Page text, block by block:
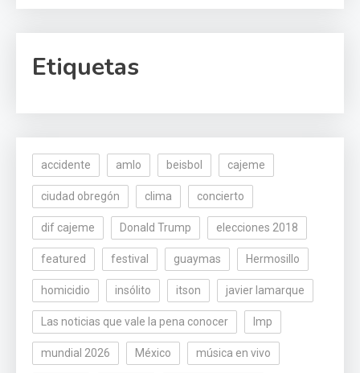
Etiquetas
accidente amlo beisbol cajeme
ciudad obregón clima concierto
dif cajeme Donald Trump elecciones 2018
featured festival guaymas Hermosillo
homicidio insólito itson javier lamarque
Las noticias que vale la pena conocer lmp
mundial 2026 México música en vivo